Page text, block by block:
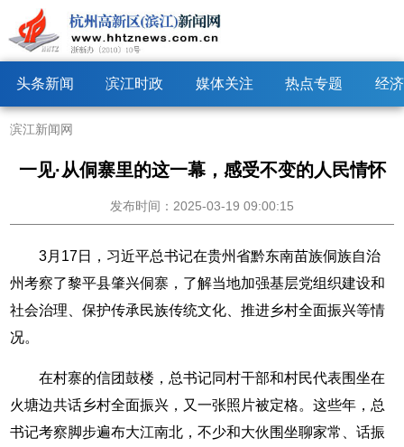
头条新闻 滨江时政 媒体关注 热点专题 经
滨江新闻网
一见·从侗寨里的这一幕，感受不变的人民情怀
发布时间：2025-03-19 09:00:15
3月17日，习近平总书记在贵州省黔东南苗族侗族自治
州考察了黎平县肇兴侗寨，了解当地加强基层党组织建设和
社会治理、保护传承民族传统文化、推进乡村全面振兴等情
况。
在村寨的信团鼓楼，总书记同村干部和村民代表围坐在
火塘边共话乡村全面振兴，又一张照片被定格。这些年，总
书记考察脚步遍布大江南北，不少和大伙围坐聊家常、话振